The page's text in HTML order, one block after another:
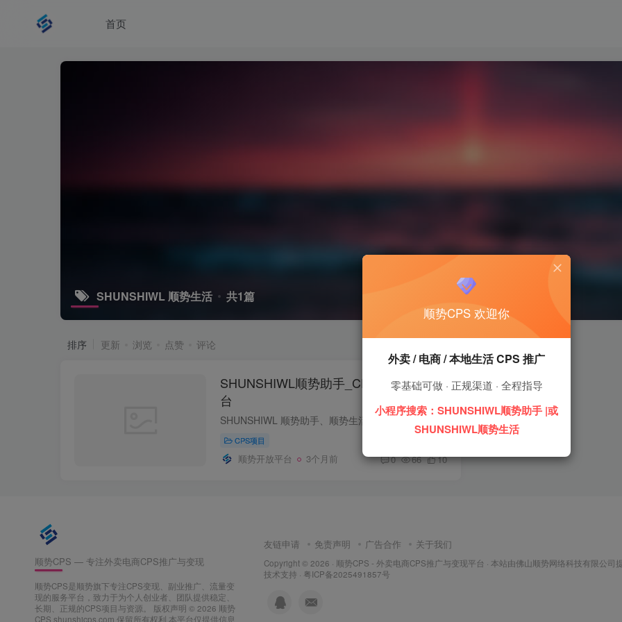
首页
SHUNSHIWL 顺势生活 共1篇
排序 更新 浏览 点赞 评论
SHUNSHIWL顺势助手_CPS推广变现平
台
CPS项目
顺势开放平台 3个月前 0 66 10
顺势CPS — 专注外卖电商CPS推广与变现
顺势CPS是顺势旗下专注CPS变现、副业推广、流量变
现的服务平台，致力于为个人创业者、团队提供稳定、
长期、正规的CPS项目与资源。 版权声明 © 2026 顺势
CPS shunshicps.com 保留所有权利 本平台仅提供信息
友链申请 免责声明 广告合作 关于我们
Copyright © 2026 · 顺势CPS - 外卖电商CPS推广与变现平台 · 本站由佛山顺势网络科技有限公司
技术支持 · 粤ICP备2025491857号
顺势CPS 欢迎你
外卖 / 电商 / 本地生活 CPS 推广
零基础可做 · 正规渠道 · 全程指导
小程序搜索：SHUNSHIWL顺势助手 |或
SHUNSHIWL顺势生活